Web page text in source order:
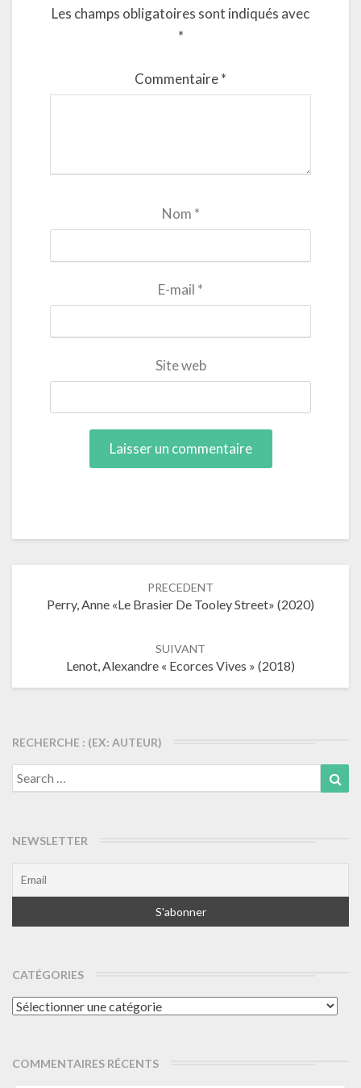
Les champs obligatoires sont indiqués avec
*
Commentaire*
Nom *
E-mail *
Site web
PRECEDENT
Perry, Anne «Le Brasier De Tooley Street» (2020)
SUIVANT
Lenot, Alexandre « Ecorces Vives » (2018)
RECHERCHE : (EX: AUTEUR)
Search
for:
NEWSLETTER
CATÉGORIES
Catégories
COMMENTAIRES RÉCENTS